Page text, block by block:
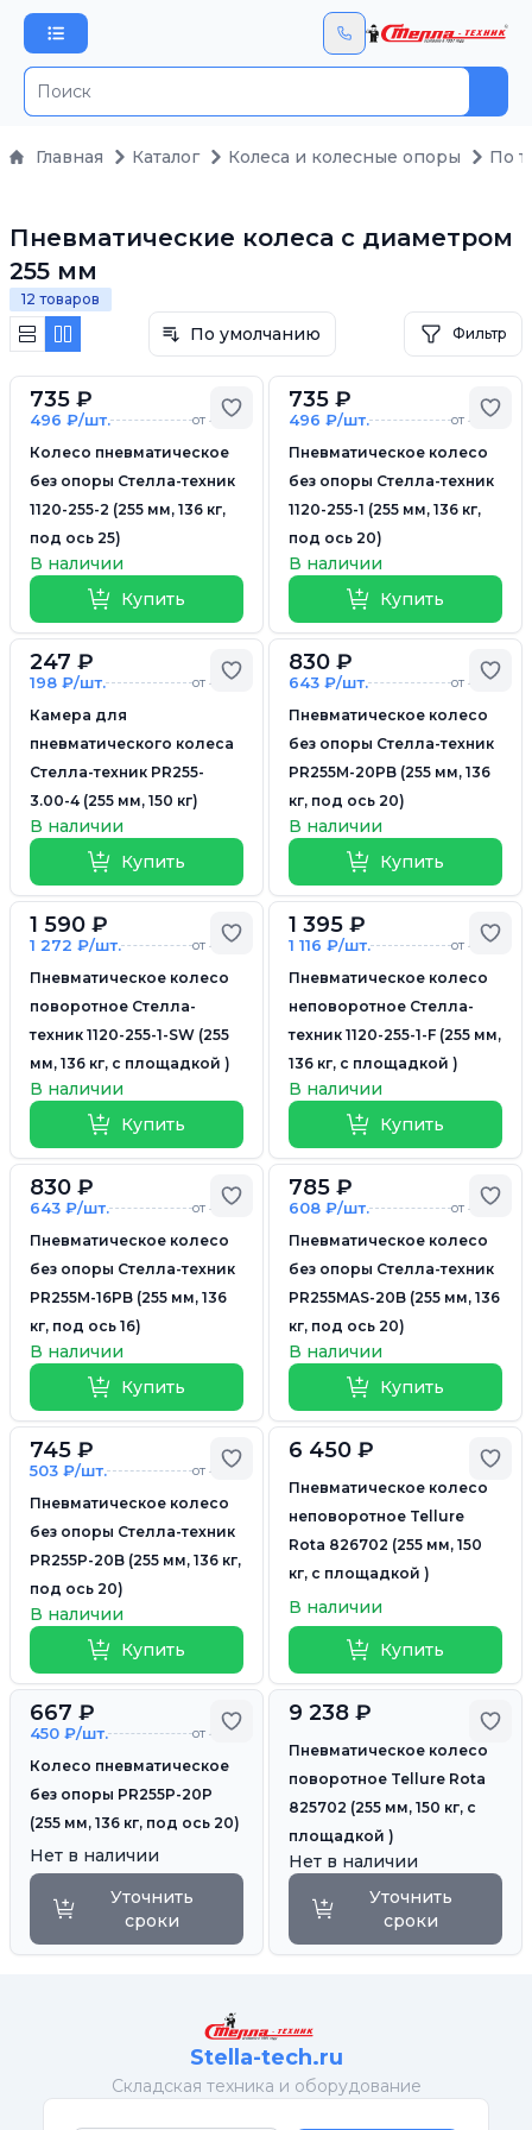
Главная Каталог Колеса и колесные опоры По
Пневматические колеса с диаметром
255 мм
12 товаров
По умолчанию Фильтр
Добавить в избранное
735 ₽
496 ₽/шт. от 4 шт.
Колесо пневматическое
без опоры Стелла-техник
1120-255-2 (255 мм, 136 кг,
под ось 25)
В наличии
Купить
735 ₽
496 ₽/шт. от 4 шт.
Пневматическое колесо
без опоры Стелла-техник
1120-255-1 (255 мм, 136 кг,
под ось 20)
В наличии
Купить
Добавить в избранное
247 ₽
198 ₽/шт. от 4 шт.
Камера для
пневматического колеса
Стелла-техник PR255-
3.00-4 (255 мм, 150 кг)
В наличии
Купить
830 ₽
643 ₽/шт. от 4 шт.
Пневматическое колесо
без опоры Стелла-техник
PR255M-20PB (255 мм, 136
кг, под ось 20)
В наличии
Купить
Добавить в избранное
1 590 ₽
1 272 ₽/шт. от 4 шт.
Пневматическое колесо
поворотное Стелла-
техник 1120-255-1-SW (255
мм, 136 кг, с площадкой )
В наличии
Купить
1 395 ₽
1 116 ₽/шт. от 4 шт.
Пневматическое колесо
неповоротное Стелла-
техник 1120-255-1-F (255 мм,
136 кг, с площадкой )
В наличии
Купить
Добавить в избранное
830 ₽
643 ₽/шт. от 4 шт.
Пневматическое колесо
без опоры Стелла-техник
PR255M-16PB (255 мм, 136
кг, под ось 16)
В наличии
Купить
785 ₽
608 ₽/шт. от 4 шт.
Пневматическое колесо
без опоры Стелла-техник
PR255MAS-20B (255 мм, 136
кг, под ось 20)
В наличии
Купить
Добавить в избранное
745 ₽
503 ₽/шт. от 4 шт.
Пневматическое колесо
без опоры Стелла-техник
PR255P-20B (255 мм, 136 кг,
под ось 20)
В наличии
Купить
6 450 ₽
Пневматическое колесо
неповоротное Tellure
Rota 826702 (255 мм, 150
кг, с площадкой )
В наличии
Купить
Добавить в избранное
667 ₽
450 ₽/шт. от 4 шт.
Колесо пневматическое
без опоры PR255P-20P
(255 мм, 136 кг, под ось 20)
Нет в наличии
Уточнить
сроки
9 238 ₽
Пневматическое колесо
поворотное Tellure Rota
825702 (255 мм, 150 кг, с
площадкой )
Нет в наличии
Уточнить
сроки
Stella-tech.ru
Cкладская техника и оборудование